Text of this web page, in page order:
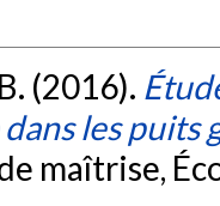
(2016).
les puits
maîtrise,